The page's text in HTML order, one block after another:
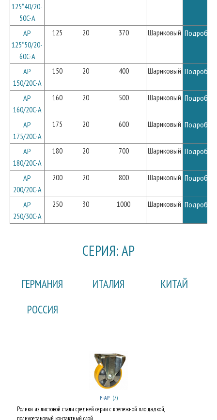
125*40/20-
50C-A
AP
125*50/20-
60C-A
125 20 370 Шариковый
AP
150/20C-A
150 20 400 Шариковый
AP
160/20C-A
160 20 500 Шариковый
AP
175/20C-A
175 20 600 Шариковый
AP
180/20C-A
180 20 700 Шариковый
AP
200/20C-A
200 20 800 Шариковый
AP
250/30C-A
250 30 1000 Шариковый
СЕРИЯ: AP
ГЕРМАНИЯ ИТАЛИЯ
КИТАЙ
РОССИЯ
F-AP (7)
Ролики из листовой стали средней серии с крепежной площадкой,
полиуретановый контактный слой